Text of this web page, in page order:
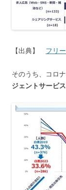
【出典】 フリ
そのうち、コロ
ジェントサービス